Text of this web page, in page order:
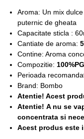
Aroma: Un mix
puternic de gheata
Capacitate sticla :
Cantiate de aroma:
Contine: Aroma
Compozitie: 100%PG
Perioada
Brand: Bombo
Atentie! Acest
Atentie! A nu se
concentrata si
Acest produs este